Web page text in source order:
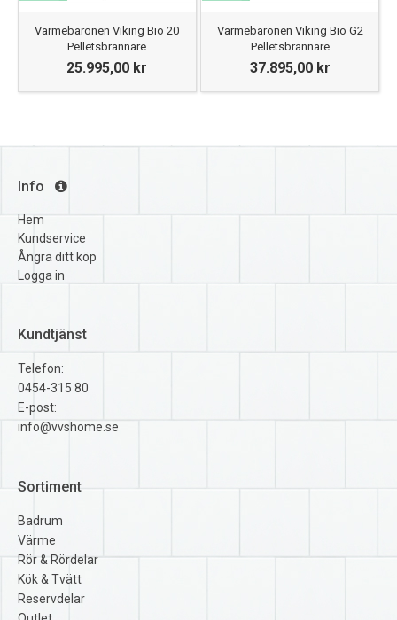
Värmebaronen Viking Bio 20
Pelletsbrännare
25.995,00 kr
Värmebaronen Viking Bio G2
Pelletsbrännare
37.895,00 kr
Info
Hem
Kundservice
Ångra ditt köp
Logga in
Kundtjänst
Telefon:
0454-315 80
E-post:
info@vvshome.se
Sortiment
Badrum
Värme
Rör & Rördelar
Kök & Tvätt
Reservdelar